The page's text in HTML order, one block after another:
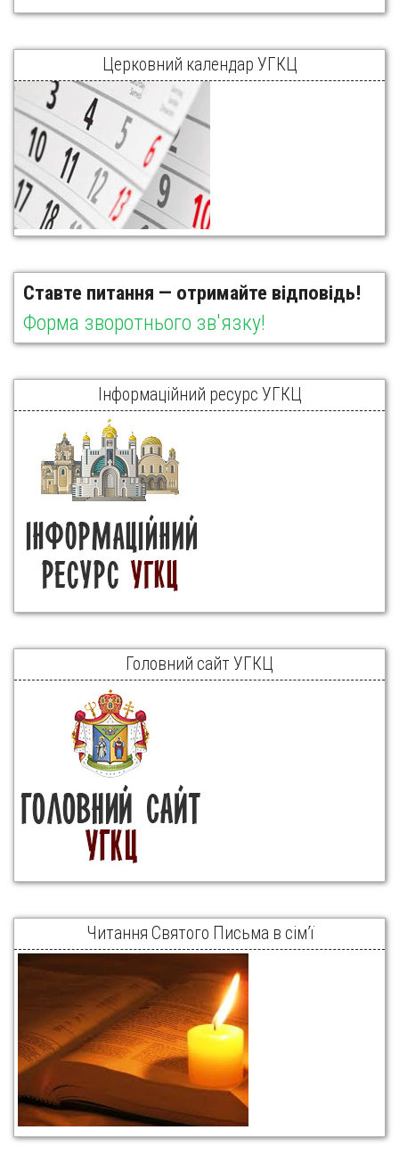
Церковний календар УГКЦ
Ставте питання — отримайте відповідь!
Форма зворотнього зв'язку!
Інформаційний ресурс УГКЦ
Головний сайт УГКЦ
Читання Святого Письма в сім’ї